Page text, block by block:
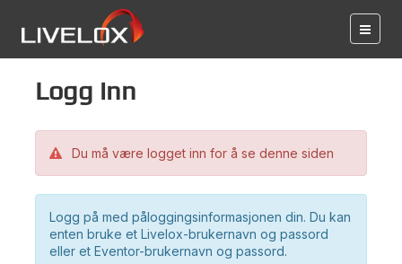
Logg inn
Du må være logget inn for å se denne siden
Logg på med påloggingsinformasjonen din. Du kan
enten bruke et Livelox-brukernavn og passord
eller et Eventor-brukernavn og passord.